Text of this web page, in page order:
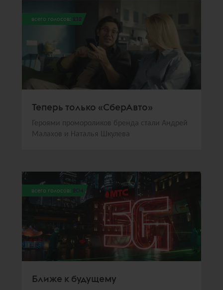
всего голосов: 232
Теперь только «СберАвто»
Героями промороликов бренда стали Андрей
Малахов и Наталья Шкулева
всего голосов: 204
Ближе к будущему